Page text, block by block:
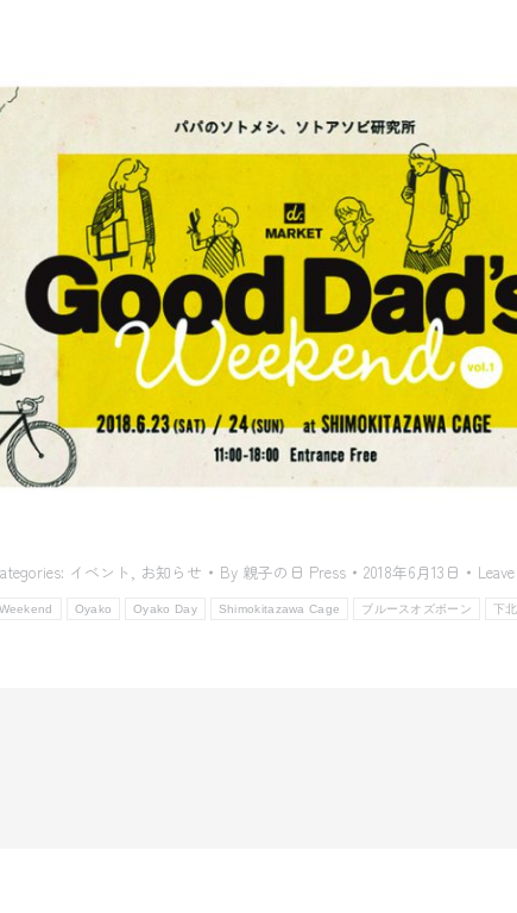
イベント お知らせ By 親子の日 Press 2018年6月13日
Oyako Oyako Day Shimokitazawa Cage ブルースオズボーン 下